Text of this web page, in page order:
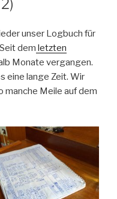
unser Logbuch für
dem letzten
Monate vergangen.
eine lange Zeit. Wir
manche Meile auf dem